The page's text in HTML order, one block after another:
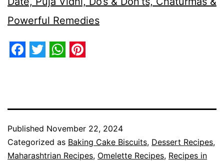
Powerful Remedies
Published November 22, 2024
Categorized as Baking Cake Biscuits, Dessert Recipes,
Maharashtrian Recipes, Omelette Recipes, Recipes in